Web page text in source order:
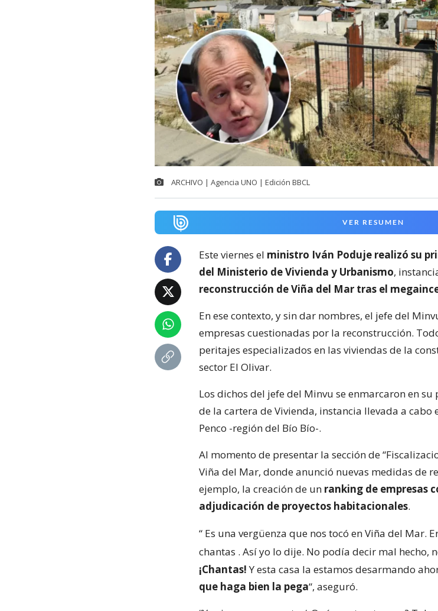
ARCHIVO | Agencia UNO | Edición BBCL
VER RESUMEN
Este viernes el ministro Iván Poduje realizó su
del Ministerio de Vivienda y Urbanismo,
reconstrucción de Viña del Mar tras el
En ese contexto, y sin dar nombres, el jefe del
empresas cuestionadas por la reconstrucción.
peritajes especializados en las viviendas de la
sector El Olivar.
Los dichos del jefe del Minvu se enmarcaron en
de la cartera de Vivienda, instancia llevada a
Penco -región del Bío Bío-.
Al momento de presentar la sección de
Viña del Mar, donde anunció nuevas medidas de
ejemplo, la creación de un ranking de empresas
adjudicación de proyectos habitacionales.
“ Es una vergüenza que nos tocó en Viña del Mar.
chantas . Así yo lo dije. No podía decir mal hecho,
¡Chantas!Y esta casa la estamos desarmando
que haga bien la pega“, aseguró.